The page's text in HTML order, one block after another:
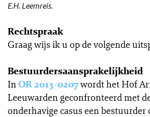
E.H. Leemreis.
Rechtspraak
Graag wijs ik u op de volgende
Bestuurdersaansprakelijkheid
InOR 2013-0207wordt het Hof
Leeuwarden geconfronteerd met
onderhavige casus een